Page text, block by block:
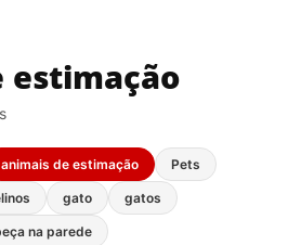
estimação
animais de estimação Pets
gato gatos
na parede